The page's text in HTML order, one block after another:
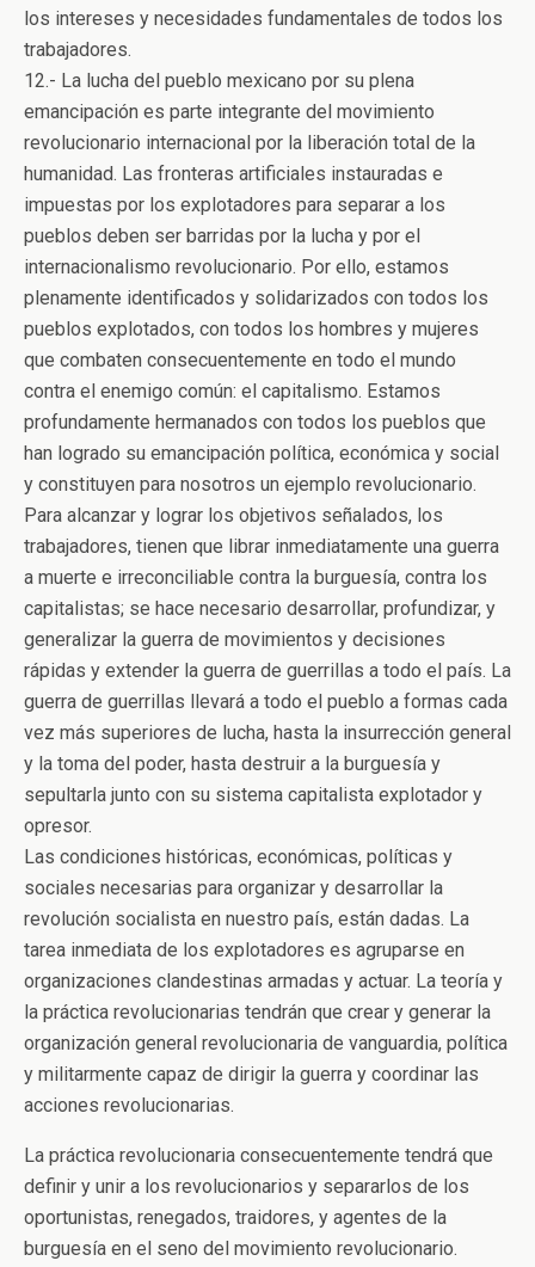
los intereses y necesidades fundamentales de todos los
trabajadores.
12.- La lucha del pueblo mexicano por su plena
emancipación es parte integrante del movimiento
revolucionario internacional por la liberación total de la
humanidad. Las fronteras artificiales instauradas e
impuestas por los explotadores para separar a los
pueblos deben ser barridas por la lucha y por el
internacionalismo revolucionario. Por ello, estamos
plenamente identificados y solidarizados con todos los
pueblos explotados, con todos los hombres y mujeres
que combaten consecuentemente en todo el mundo
contra el enemigo común: el capitalismo. Estamos
profundamente hermanados con todos los pueblos que
han logrado su emancipación política, económica y social
y constituyen para nosotros un ejemplo revolucionario.
Para alcanzar y lograr los objetivos señalados, los
trabajadores, tienen que librar inmediatamente una guerra
a muerte e irreconciliable contra la burguesía, contra los
capitalistas; se hace necesario desarrollar, profundizar, y
generalizar la guerra de movimientos y decisiones
rápidas y extender la guerra de guerrillas a todo el país. La
guerra de guerrillas llevará a todo el pueblo a formas cada
vez más superiores de lucha, hasta la insurrección general
y la toma del poder, hasta destruir a la burguesía y
sepultarla junto con su sistema capitalista explotador y
opresor.
Las condiciones históricas, económicas, políticas y
sociales necesarias para organizar y desarrollar la
revolución socialista en nuestro país, están dadas. La
tarea inmediata de los explotadores es agruparse en
organizaciones clandestinas armadas y actuar. La teoría y
la práctica revolucionarias tendrán que crear y generar la
organización general revolucionaria de vanguardia, política
y militarmente capaz de dirigir la guerra y coordinar las
acciones revolucionarias.
La práctica revolucionaria consecuentemente tendrá que
definir y unir a los revolucionarios y separarlos de los
oportunistas, renegados, traidores, y agentes de la
burguesía en el seno del movimiento revolucionario.